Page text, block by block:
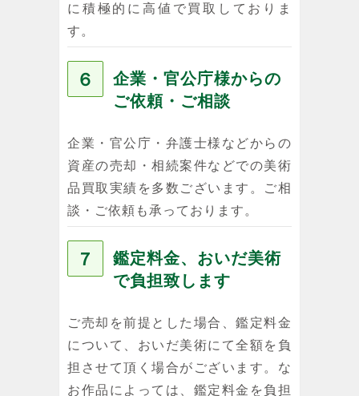
に積極的に高値で買取しておりま
す。
６
企業・官公庁様からの
ご依頼・ご相談
企業・官公庁・弁護士様などからの
資産の売却・相続案件などでの美術
品買取実績を多数ございます。ご相
談・ご依頼も承っております。
７
鑑定料金、おいだ美術
で負担致します
ご売却を前提とした場合、鑑定料金
について、おいだ美術にて全額を負
担させて頂く場合がございます。な
お作品によっては、鑑定料金を負担